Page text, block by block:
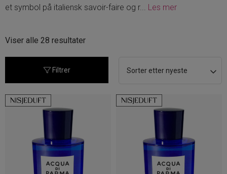
et symbol på italiensk savoir-faire og r... Les mer
Viser alle 28 resultaterSortert
Filtrer